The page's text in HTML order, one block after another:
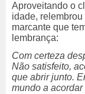
Aproveitando o
idade,
marcante que
lembrança:
Com certeza
Não satisfeito,
que abrir junto.
mundo a